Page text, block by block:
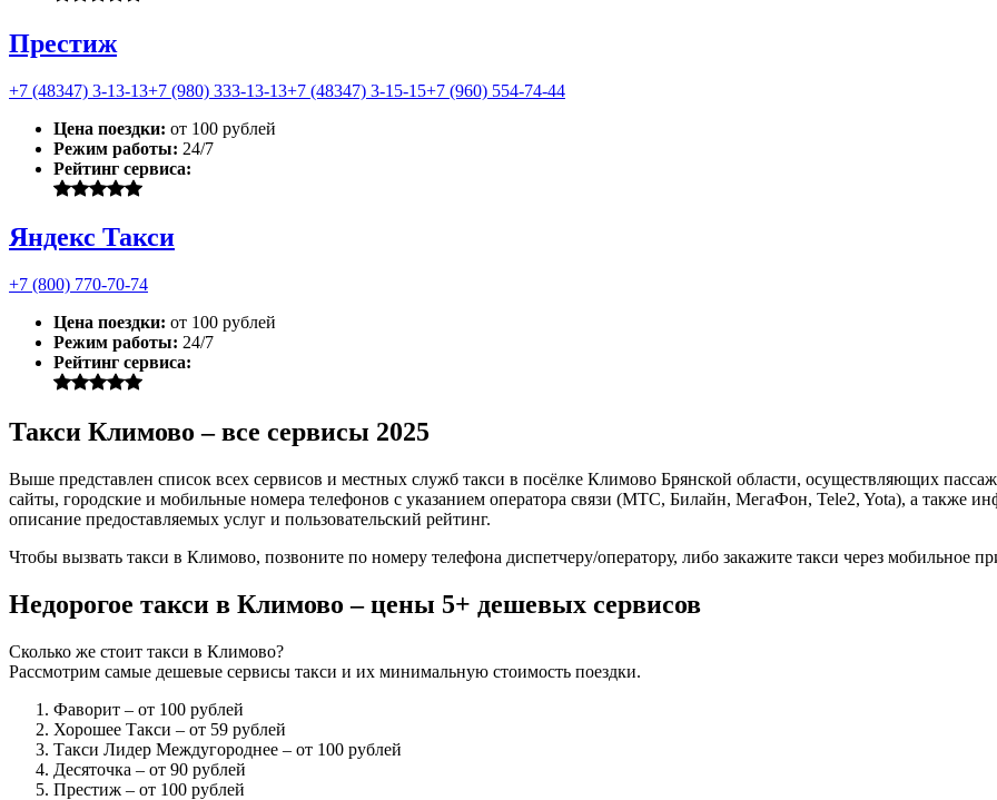
Престиж
+7 (48347) 3-13-13+7 (980) 333-13-13+7 (48347) 3-15-15+7 (960) 554-74-44
Цена поездки: от 100 рублей
Режим работы: 24/7
Рейтинг сервиса:
Яндекс Такси
+7 (800) 770-70-74
Цена поездки: от 100 рублей
Режим работы: 24/7
Рейтинг сервиса:
Такси Климово – все сервисы 2025
Выше представлен список всех сервисов и местных служб такси в посёлке Климово Брянской области, осуществляющих
сайты, городские и мобильные номера телефонов с указанием оператора связи (МТС, Билайн, МегаФон, Tele2, Yota), а также
описание предоставляемых услуг и пользовательский рейтинг.
Чтобы вызвать такси в Климово, позвоните по номеру телефона диспетчеру/оператору, либо закажите такси через мобильное
Недорогое такси в Климово – цены 5+ дешевых сервисов
Сколько же стоит такси в Климово?
Рассмотрим самые дешевые сервисы такси и их минимальную стоимость поездки.
Фаворит – от 100 рублей
Хорошее Такси – от 59 рублей
Такси Лидер Междугороднее – от 100 рублей
Десяточка – от 90 рублей
Престиж – от 100 рублей